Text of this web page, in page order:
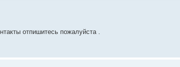
отпишитесь пожалуйста .